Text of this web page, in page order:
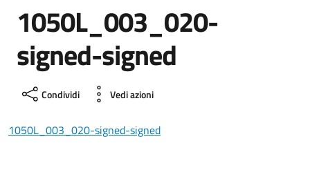
1050L_003_020-
signed-signed
Condividi Vedi azioni
1050L_003_020-signed-signed